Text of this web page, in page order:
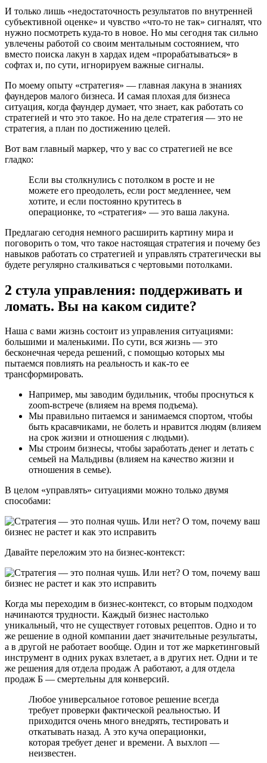
И только лишь «недостаточность результатов по внутренней
субъективной оценке» и чувство «что-то не так» сигналят, что
нужно посмотреть куда-то в новое. Но мы сегодня так сильно
увлечены работой со своим ментальным состоянием, что
вместо поиска лакун в хардах идем «прорабатываться» в
софтах и, по сути, игнорируем важные сигналы.
По моему опыту «стратегия» — главная лакуна в знаниях
фаундеров малого бизнеса. И самая плохая для бизнеса
ситуация, когда фаундер думает, что знает, как работать со
стратегией и что это такое. Но на деле стратегия — это не
стратегия, а план по достижению целей.
Вот вам главный маркер, что у вас со стратегией не все
гладко:
Если вы столкнулись с потолком в росте и не
можете его преодолеть, если рост медленнее, чем
хотите, и если постоянно крутитесь в
операционке, то «стратегия» — это ваша лакуна.
Предлагаю сегодня немного расширить картину мира и
поговорить о том, что такое настоящая стратегия и почему без
навыков работать со стратегией и управлять стратегически вы
будете регулярно сталкиваться с чертовыми потолками.
2 стула управления: поддерживать и
ломать. Вы на каком сидите?
Наша с вами жизнь состоит из управления ситуациями:
большими и маленькими. По сути, вся жизнь — это
бесконечная череда решений, с помощью которых мы
пытаемся повлиять на реальность и как-то ее
трансформировать.
Например, мы заводим будильник, чтобы проснуться к
zoom-встрече (влияем на время подъема).
Мы правильно питаемся и занимаемся спортом, чтобы
быть красавчиками, не болеть и нравится людям (влияем
на срок жизни и отношения с людьми).
Мы строим бизнесы, чтобы заработать денег и летать с
семьей на Мальдивы (влияем на качество жизни и
отношения в семье).
В целом «управлять» ситуациями можно только двумя
способами:
Давайте переложим это на бизнес-контекст:
Когда мы переходим в бизнес-контекст, со вторым подходом
начинаются трудности. Каждый бизнес настолько
уникальный, что не существует готовых рецептов. Одно и то
же решение в одной компании дает значительные результаты,
а в другой не работает вообще. Один и тот же маркетинговый
инструмент в одних руках взлетает, а в других нет. Одни и те
же решения для отдела продаж А работают, а для отдела
продаж Б — смертельны для конверсий.
Любое универсальное готовое решение всегда
требует проверки фактической реальностью. И
приходится очень много внедрять, тестировать и
откатывать назад. А это куча операционки,
которая требует денег и времени. А выхлоп —
неизвестен.